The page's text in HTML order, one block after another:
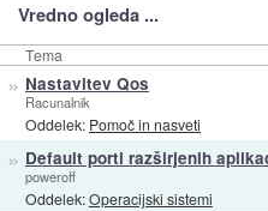
Vredno ogleda ...
Tema
» Nastavitev Qos
Racunalnik
Oddelek: Pomoč in nasveti
» Default porti razširjenih
poweroff
Oddelek:Operacijski sistemi